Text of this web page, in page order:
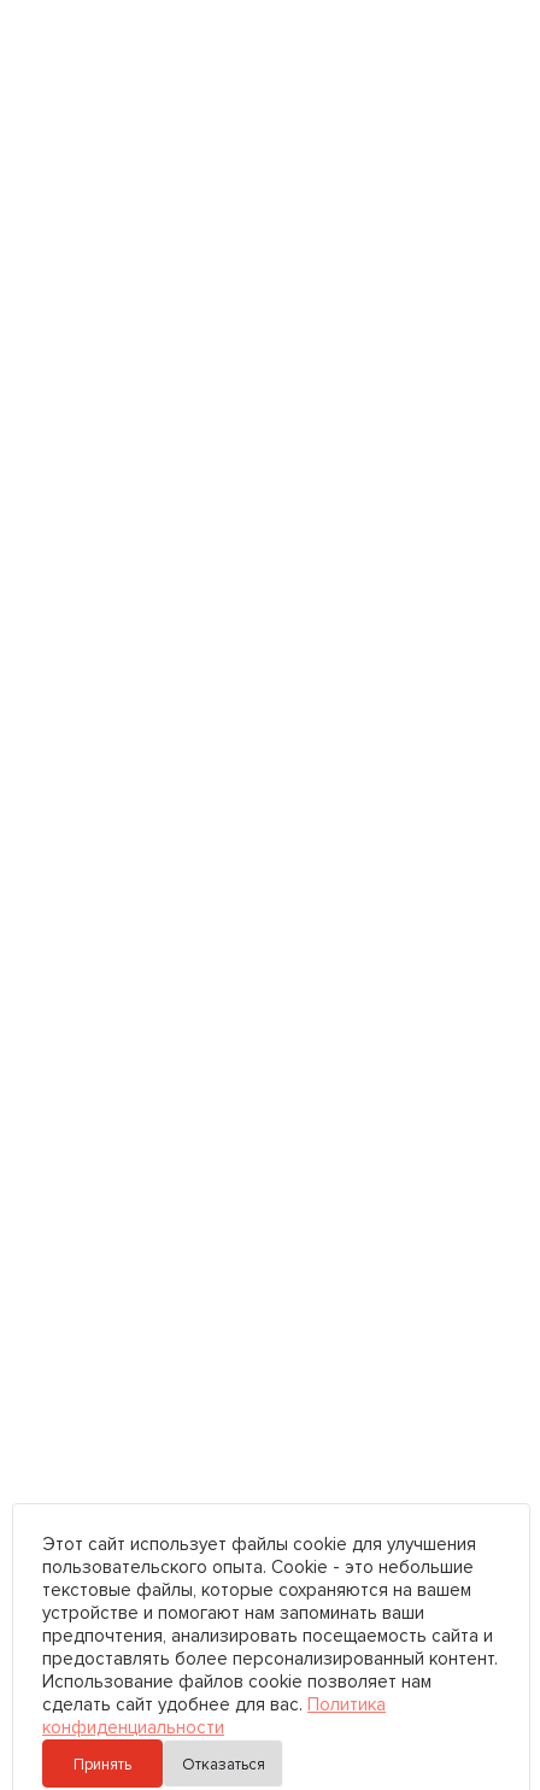
Этот сайт использует файлы cookie для улучшения
пользовательского опыта. Cookie - это небольшие
текстовые файлы, которые сохраняются на вашем
устройстве и помогают нам запоминать ваши
предпочтения, анализировать посещаемость сайта и
предоставлять более персонализированный контент.
Использование файлов cookie позволяет нам
сделать сайт удобнее для вас. Политика
конфиденциальности
Принять Отказаться